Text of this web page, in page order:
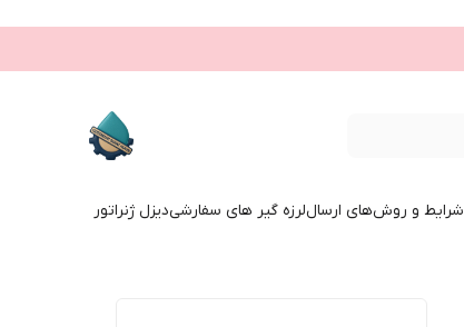
شرایط و روش‌های ارساللرزه گیر های سفارشیدیزل ژنراتور